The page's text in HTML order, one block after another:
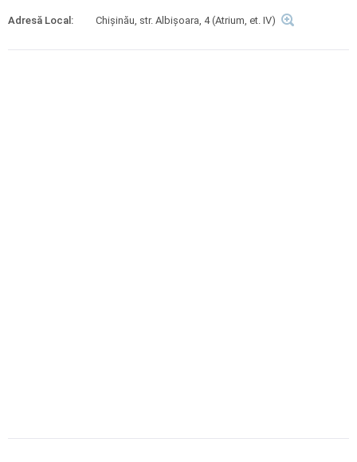
Adresă Local: Chişinău, str. Albişoara, 4 (Atrium, et. IV)